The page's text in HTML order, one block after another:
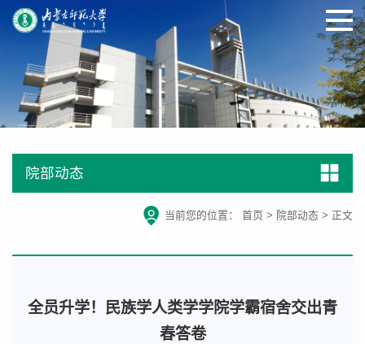
院部动态
当前您的位置： 首页 > 院部动态 > 正文
全员升学！民族学人类学学院学霸宿舍交出青
春答卷